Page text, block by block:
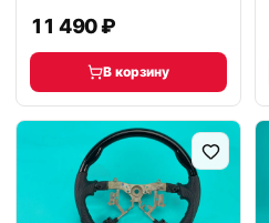
11 490 ₽
В корзину